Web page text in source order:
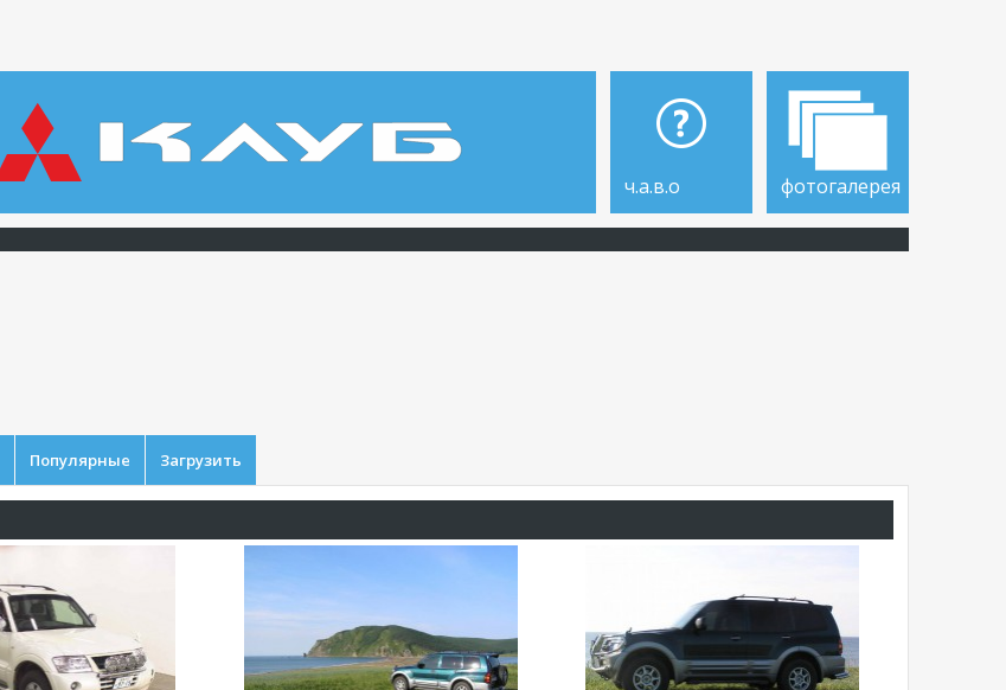
ч.а.в.о фотогалерея
Популярные Загрузить